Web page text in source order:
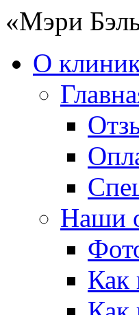
«Мэри
О
Наши
Как